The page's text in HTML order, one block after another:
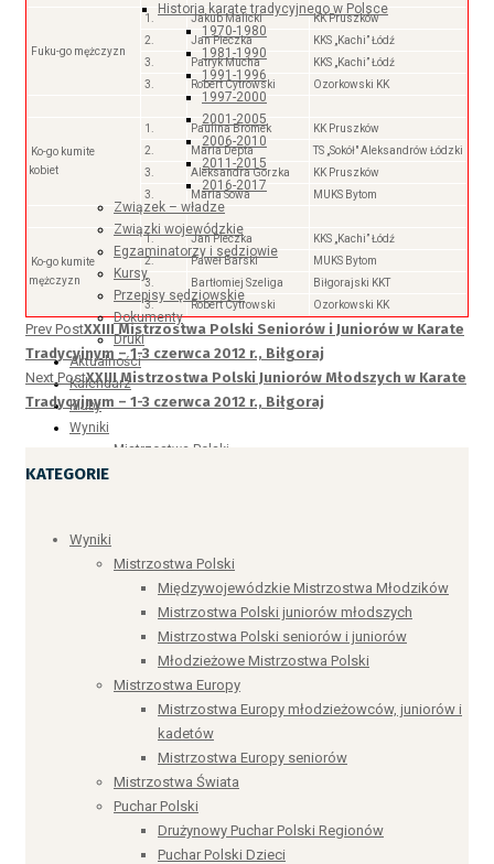
Historia karate tradycyjnego w Polsce
1970-1980
1981-1990
1991-1996
1997-2000
2001-2005
2006-2010
2011-2015
2016-2017
Związek – władze
Związki wojewódzkie
Egzaminatorzy i sędziowie
Kursy
Przepisy sędziowskie
Dokumenty
Druki
Aktualności
Kalendarz
Kluby
Wyniki
Mistrzostwa Polski
Międzywojewódzkie Mistrzostwa Młodzików
Mistrzostwa Europy
Mistrzostwa Europy seniorów
kadetów
Otwarte Klubowe Mistrzostwa Europy
Mistrzostwa Świata
Puchar Polski
Indywidualny Puchar Polski w Karate Tradycyjnym
Drużynowy Puchar Polski Regionów
Puchar Polski Dzieci
Puchar Polski w Kumite Drużynowym
Puchar Europy
Puchar Europy Dzieci
Fuku-go mężczyzn
1. Jakub Malicki
KK Pruszków
2.
Jan Pieczka
KKS „Kachi” Łódź
3.
Patryk Mucha
KKS „Kachi” Łódź
3.
Robert Cytrowski Ozorkowski KK
Ko-go kumite
kobiet
1. Paulina Bromek
KK Pruszków
2.
Maria Depta
TS „Sokół" Aleksandrów Łódzki
3.
Aleksandra Gorzka
KK Pruszków
3.
Maria Sowa MUKS Bytom
Ko-go kumite
mężczyzn
1. Jan Pieczka
KKS „Kachi” Łódź
2.
Paweł Barski
MUKS Bytom
3.
Bartłomiej Szeliga
Biłgorajski KKT
3.
Robert Cytrowski Ozorkowski KK
Prev PostXXIII Mistrzostwa Polski Seniorów i Juniorów w Karate
Tradycyjnym – 1-3 czerwca 2012 r., Biłgoraj
Next PostXXIII Mistrzostwa Polski Juniorów Młodszych w Karate
Tradycyjnym – 1-3 czerwca 2012 r., Biłgoraj
KATEGORIE
Wyniki
Mistrzostwa Polski
Międzywojewódzkie Mistrzostwa Młodzików
Mistrzostwa Polski juniorów młodszych
Mistrzostwa Polski seniorów i juniorów
Młodzieżowe Mistrzostwa Polski
Mistrzostwa Europy
Mistrzostwa Europy młodzieżowców, juniorów i
kadetów
Mistrzostwa Europy seniorów
Mistrzostwa Świata
Puchar Polski
Drużynowy Puchar Polski Regionów
Puchar Polski Dzieci